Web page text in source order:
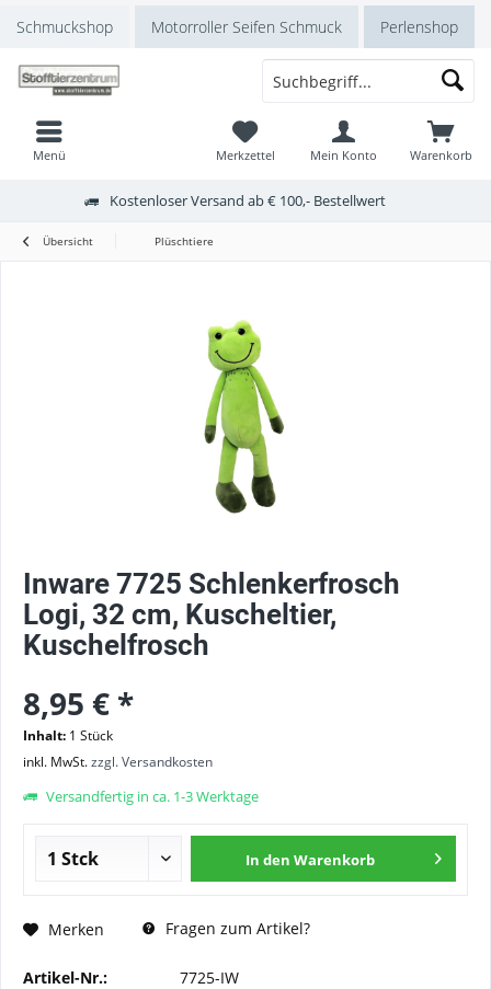
Schmuckshop Motorroller Seifen Schmuck Perlenshop
Kostenloser Versand ab € 100,- Bestellwert
Warenkorb
Merkzettel Mein Konto
Menü
Übersicht Plüschtiere
Inware 7725 Schlenkerfrosch
Logi, 32 cm, Kuscheltier,
Kuschelfrosch
8,95 € *
Inhalt: 1 Stück
inkl. MwSt.zzgl. Versandkosten
Versandfertig in ca. 1-3 Werktage
In den Warenkorb
Merken Fragen zum Artikel?
Artikel-Nr.: 7725-IW